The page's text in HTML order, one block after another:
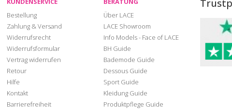
Bestellung
Zahlung & Versand
Widerrufsrecht
Widerrufsformular
Vertrag widerrufen
Retour
Hilfe
Kontakt
Barrierefreiheit
Über LACE
LACE Showroom
Info Models - Face of LACE
BH Guide
Bademode Guide
Dessous Guide
Sport Guide
Kleidung Guide
Produktpflege Guide